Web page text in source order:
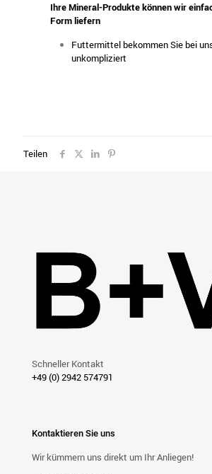
Ihre Mineral-Produkte können wir
Form liefern
Futtermittel bekommen Sie bei
unkompliziert
Teilen
Schneller Kontakt
+49 (0) 2942 574791
Kontaktieren Sie uns
Wir kümmern uns direkt um Ihr Anliegen!